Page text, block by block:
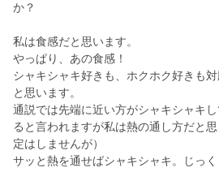
か？
私は食感だと思います。
やっぱり、あの食感！
シャキシャキ好きも、ホクホク好きも
と思います。
通説では先端に近い方がシャキシャキ
ると言われますが私は熱の通し方だと
定はしませんが）
サッと熱を通せばシャキシャキ。じっく